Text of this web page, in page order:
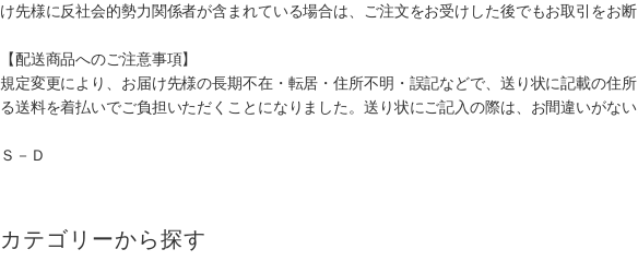
け先様に反社会的勢力関係者が含まれている場合は、ご注文をお受けした後でもお取引をお
【配送商品へのご注意事項】
規定変更により、お届け先様の長期不在・転居・住所不明・誤記などで、送り状に記載の住
る送料を着払いでご負担いただくことになりました。送り状にご記入の際は、お間違いがな
Ｓ－Ｄ
カテゴリーから探す